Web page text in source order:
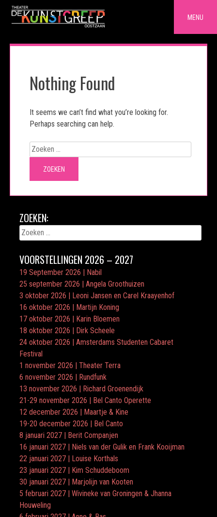
Skip
MENU
Nothing Found
It seems we can’t find what you’re looking for.
Perhaps searching can help.
Zoeken
naar:
ZOEKEN:
Zoeken
naar:
VOORSTELLINGEN 2026 – 2027
19 September 2026 | Nabil
25 september 2026 | Angela Groothuizen
3 oktober 2026 | Leoni Jansen en Carel Kraayenhof
16 oktober 2026 | Martijn Koning
17 oktober 2026 | Karin Bloemen
18 oktober 2026 | Dirk Scheele
24 oktober 2026 | Amsterdams Studenten Cabaret
Festival
1 november 2026 | Theater Terra
6 november 2026 | Rundfunk
13 november 2026 | Richard Groenendijk
21-29 november 2026 | Bel Canto Operette
12 december 2026 | Maartje & Kine
19-20 december 2026 | Bel Canto
8 januari 2027 | Berit Companjen
16 januari 2027 | Niels van der Gulik en Frank Kooijman
22 januari 2027 | Louise Korthals
23 januari 2027 | Kim Schuddeboom
30 januari 2027 | Marjolijn van Kooten
5 februari 2027 | Wivineke van Groningen & Jhanna
Houweling